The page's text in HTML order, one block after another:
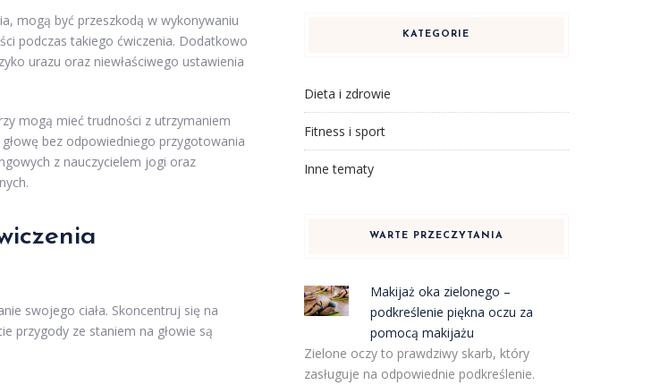
mogą być przeszkodą w wykonywaniu
podczas takiego ćwiczenia. Dodatkowo
urazu oraz niewłaściwego ustawienia
mogą mieć trudności z utrzymaniem
bez odpowiedniego przygotowania
z nauczycielem jogi oraz
swojego ciała. Skoncentruj się na
przygody ze staniem na głowie są
KATEGORIE
Dieta i zdrowie
Fitness i sport
Inne tematy
WARTE PRZECZYTANIA
Makijaż oka zielonego –
podkreślenie piękna oczu za
pomocą makijażu
Zielone oczy to prawdziwy skarb, który
zasługuje na odpowiednie podkreślenie.